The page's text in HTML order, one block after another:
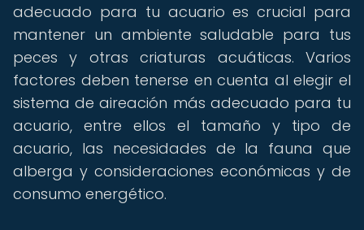
adecuado para tu acuario es crucial para
mantener un ambiente saludable para tus
peces y otras criaturas acuáticas. Varios
factores deben tenerse en cuenta al elegir el
sistema de aireación más adecuado para tu
acuario, entre ellos el tamaño y tipo de
acuario, las necesidades de la fauna que
alberga y consideraciones económicas y de
consumo energético.